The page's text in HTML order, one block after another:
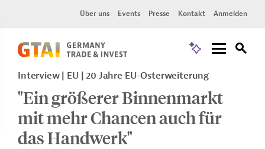
Über uns Events Presse Kontakt Anmelden
Interview | EU | 20 Jahre EU-Osterweiterung
"Ein größerer Binnenmarkt
mit mehr Chancen auch für
das Handwerk"